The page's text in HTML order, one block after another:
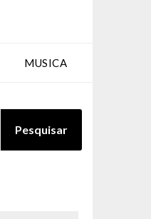
MUSICA
Pesquisar